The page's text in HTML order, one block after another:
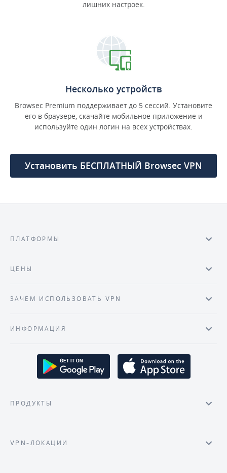
лишних настроек.
Несколько устройств
Browsec Premium поддерживает до 5 сессий. Установите
его в браузере, скачайте мобильное приложение и
используйте один логин на всех устройствах.
Установить БЕСПЛАТНЫЙ Browsec VPN
ПЛАТФОРМЫ
ЦЕНЫ
ЗАЧЕМ ИСПОЛЬЗОВАТЬ VPN
ИНФОРМАЦИЯ
ПРОДУКТЫ
VPN-ЛОКАЦИИ